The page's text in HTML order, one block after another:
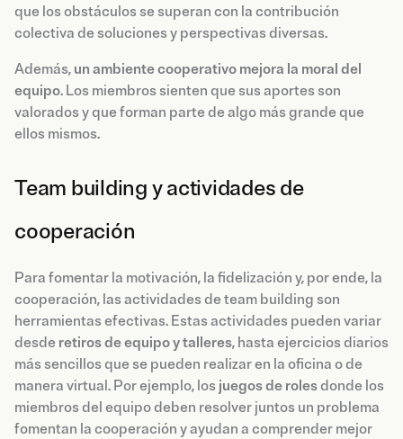
que los obstáculos se superan con la contribución
colectiva de soluciones y perspectivas diversas.
Además, un ambiente cooperativo mejora la moral del
equipo. Los miembros sienten que sus aportes son
valorados y que forman parte de algo más grande que
ellos mismos.
Team building y actividades de
cooperación
Para fomentar la motivación, la fidelización y, por ende, la
cooperación, las actividades de team building son
herramientas efectivas. Estas actividades pueden variar
desde retiros de equipo y talleres, hasta ejercicios diarios
más sencillos que se pueden realizar en la oficina o de
manera virtual. Por ejemplo, los juegos de rolesdonde los
miembros del equipo deben resolver juntos un problema
fomentan la cooperación y ayudan a comprender mejor